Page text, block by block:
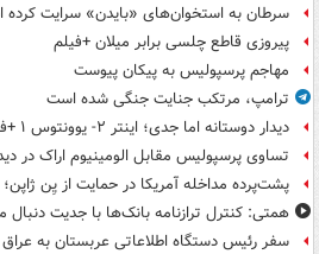
سرطان به استخوان‌های «بایدن» سرایت
پیروزی قاطع چلسی برابر میلان +فیلم
مهاجم پرسپولیس به پیکان پیوست
ترامپ، مرتکب جنایت جنگی شده است
دیدار دوستانه اما جدی؛ اینتر ۲- یوونتوس ۱ +فیلم
تساوی پرسپولیس مقابل الومینیوم اراک در
پشت‌پرده مداخله آمریکا در حمایت از یِن
همتی: کنترل ترازنامه بانک‌ها با جدیت
سفر رئیس دستگاه اطلاعاتی عربستان به عراق